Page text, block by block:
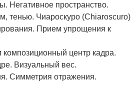
Негативное пространство.
тенью. Чиароскуро (Chiaroscuro)
Прием упрощения к
композиционный центр кадра.
Визуальный вес.
Симметрия отражения.